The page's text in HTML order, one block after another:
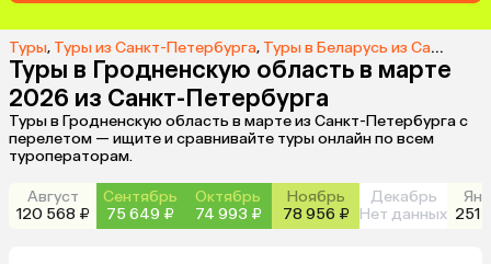
Туры, Туры из Санкт-Петербурга, Туры в Беларусь из Санкт-Петербурга
Туры в Гродненскую область в марте
2026 из Санкт-Петербурга
Туры в Гродненскую область в марте из Санкт-Петербурга с
перелетом — ищите и сравнивайте туры онлайн по всем
туроператорам.
Август
120 568 ₽
Сентябрь
75 649 ₽
Октябрь
74 993 ₽
Ноябрь
78 956 ₽
Декабрь
Нет данных 251